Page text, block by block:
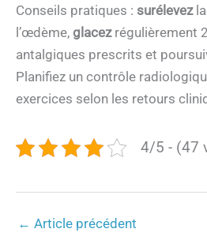
Conseils pratiques : surélevezla
l’œdème, glacezrégulièrement
antalgiques prescrits et
Planifiez un contrôle
exercices selon les retours
4/5 - (47
← Article précédent